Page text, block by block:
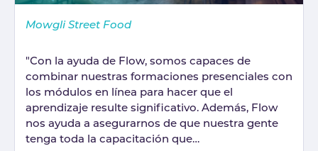
Mowgli Street Food
"Con la ayuda de Flow, somos capaces de
combinar nuestras formaciones presenciales con
los módulos en línea para hacer que el
aprendizaje resulte significativo. Además, Flow
nos ayuda a asegurarnos de que nuestra gente
tenga toda la capacitación que…